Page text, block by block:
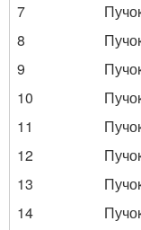
7
8
9
10
11
12
13
14